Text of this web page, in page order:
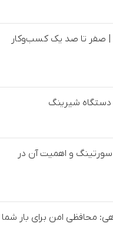
| صفر تا صد یک کسب‌وکار
دستگاه شیرینگ
سورتینگ و اهمیت آن در
محافظی امن برای بار شما